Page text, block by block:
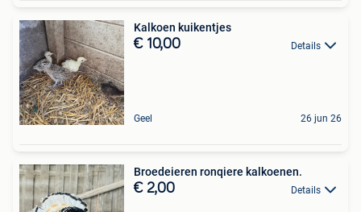
Kalkoen kuikentjes
€ 10,00 Details
Geel 26 jun 26
Broedeieren ronqiere kalkoenen.
€ 2,00 Details